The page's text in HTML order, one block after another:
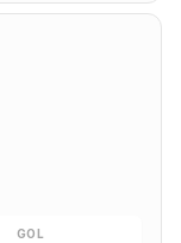
GOL